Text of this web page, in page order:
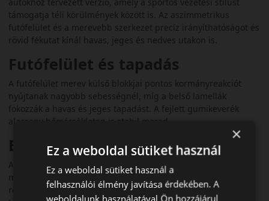
támogatja téli körülmények között is. Az aszimmetrikus
futófelület és a merevebb szerkezet precíz irányíthatóságot és
rövid fékutat kínál havas, jeges és nedves utakon is.
Futófelület és tapadás
A futófelület merev külső blokkjai pontos kormányreakciót
nyújtanak nagyobb sebességnél, míg a belső lamellák
fokozzák a havas és jeges tapadást. A fejlett gumikeverék
alacsony hőmérsékleten is stabil marad.
Biztonsági jellemzők
A széles és mély barázdák hatékonyan vezetik el a vizet, így
mérséklik az aquaplaning kockázatát. A HS02 PRO is
rendelkezik 3PMSF minősítéssel, így bizonyított téli
×
Ez a weboldal sütiket használ
Ez a weboldal sütiket használ a
felhasználói élmény javítása érdekében. A
weboldalunk használatával Ön hozzájárul